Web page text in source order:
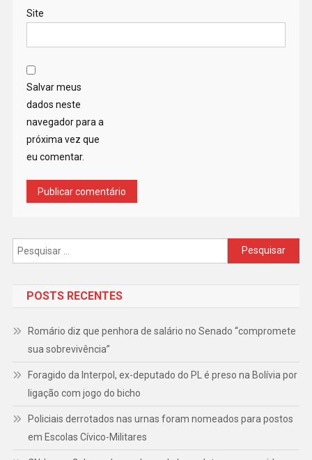
Site
Salvar meus
dados neste
navegador para a
próxima vez que
eu comentar.
Pesquisar
por:
POSTS RECENTES
Romário diz que penhora de salário no Senado “compromete
sua sobrevivência”
Foragido da Interpol, ex-deputado do PL é preso na Bolívia por
ligação com jogo do bicho
Policiais derrotados nas urnas foram nomeados para postos
em Escolas Cívico-Militares